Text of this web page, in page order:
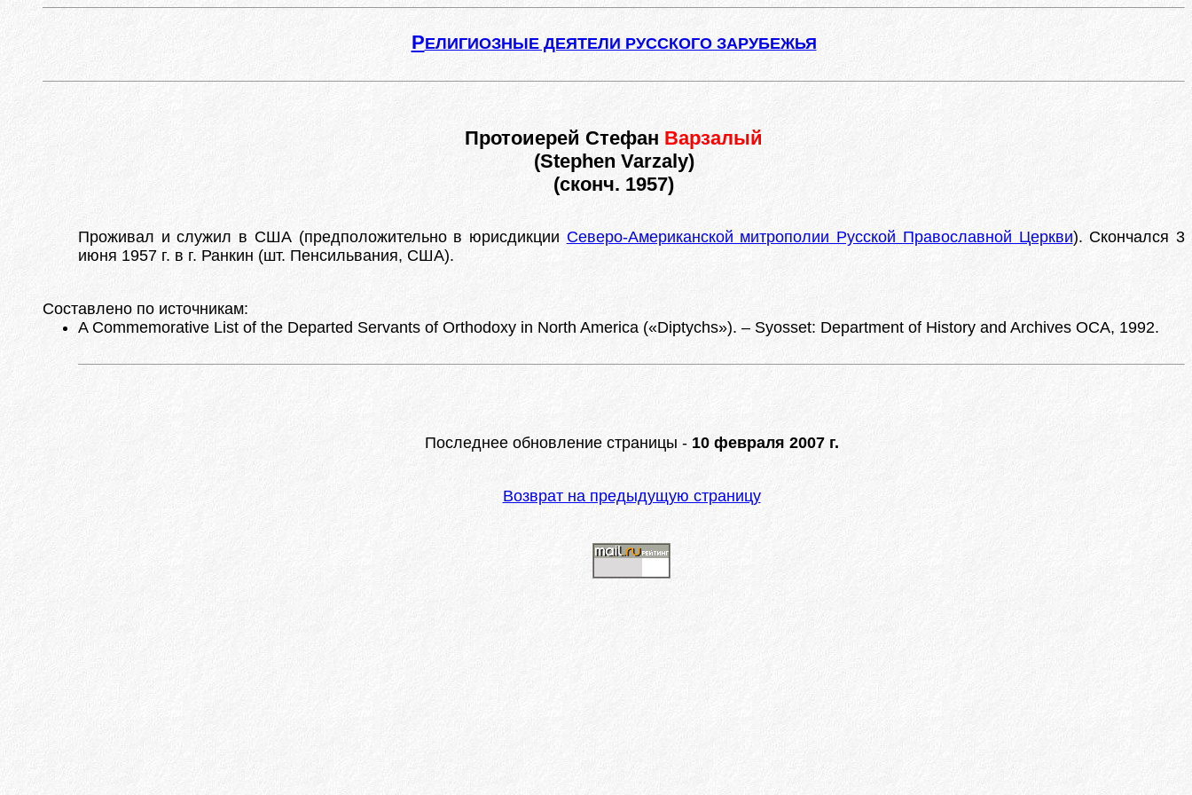
РЕЛИГИОЗНЫЕ ДЕЯТЕЛИ РУССКОГО ЗАРУБЕЖЬЯ
Протоиерей Стефан Варзалый
(Stephen Varzaly)
(сконч. 1957)
Проживал и служил в США (предположительно в юрисдикции Северо-Американской митрополии Русской Православной Церкви). Скончался 3
июня 1957 г. в г. Ранкин (шт. Пенсильвания, США).
Составлено по источникам:
A Commemorative List of the Departed Servants of Orthodoxy in North America («Diptychs»). – Syosset: Department of History and Archives OCA, 1992.
Последнее обновление страницы - 10 февраля 2007 г.
Возврат на предыдущую страницу